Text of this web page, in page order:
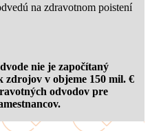
na zdravotnom poistení
nie je započítaný
zdrojov v objeme 150 mil. €
odvodov pre